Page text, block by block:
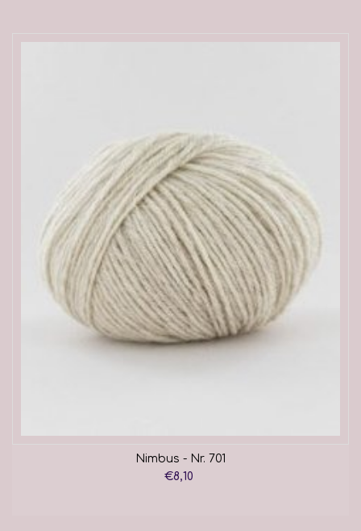
Nimbus - Nr. 701
€8,10